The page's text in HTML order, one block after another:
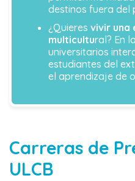
destinos fuera del
¿Quieres vivir una
multicultural? En
universitarios
estudiantes del
el aprendizaje de
Carreras de
ULCB